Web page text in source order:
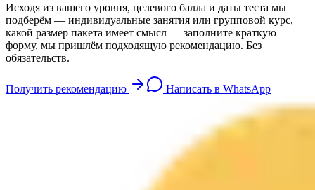
Исходя из вашего уровня, целевого балла и даты теста мы
подберём — индивидуальные занятия или групповой курс,
какой размер пакета имеет смысл — заполните краткую
форму, мы пришлём подходящую рекомендацию. Без
обязательств.
Получить рекомендацию Написать в WhatsApp